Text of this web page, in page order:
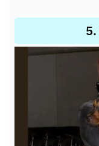
5.